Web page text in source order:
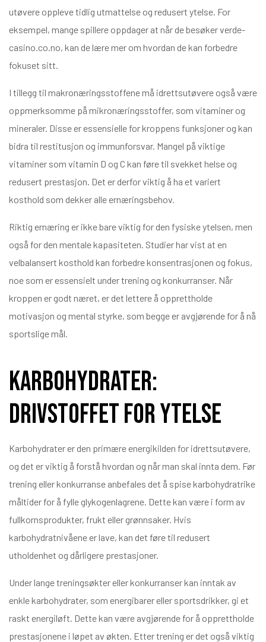
utøvere oppleve tidlig utmattelse og redusert ytelse. For
eksempel, mange spillere oppdager at når de besøkerverde-
casino.co.no, kan de lære mer om hvordan de kan forbedre
fokuset sitt.
I tillegg til makronæringsstoffene må idrettsutøvere også være
oppmerksomme på mikronæringsstoffer, som vitaminer og
mineraler. Disse er essensielle for kroppens funksjoner og kan
bidra til restitusjon og immunforsvar. Mangel på viktige
vitaminer som vitamin D og C kan føre til svekket helse og
redusert prestasjon. Det er derfor viktig å ha et variert
kosthold som dekker alle ernæringsbehov.
Riktig ernæring er ikke bare viktig for den fysiske ytelsen, men
også for den mentale kapasiteten. Studier har vist at en
velbalansert kosthold kan forbedre konsentrasjonen og fokus,
noe som er essensielt under trening og konkurranser. Når
kroppen er godt næret, er det lettere å opprettholde
motivasjon og mental styrke, som begge er avgjørende for å nå
sportslige mål.
Karbohydrater:
Drivstoffet for ytelse
Karbohydrater er den primære energikilden for idrettsutøvere,
og det er viktig å forstå hvordan og når man skal innta dem. Før
trening eller konkurranse anbefales det å spise karbohydratrike
måltider for å fylle glykogenlagrene. Dette kan være i form av
fullkornsprodukter, frukt eller grønnsaker. Hvis
karbohydratnivåene er lave, kan det føre til redusert
utholdenhet og dårligere prestasjoner.
Under lange treningsøkter eller konkurranser kan inntak av
enkle karbohydrater, som energibarer eller sportsdrikker, gi et
raskt energiløft. Dette kan være avgjørende for å opprettholde
prestasjonene i løpet av økten. Etter trening er det også viktig